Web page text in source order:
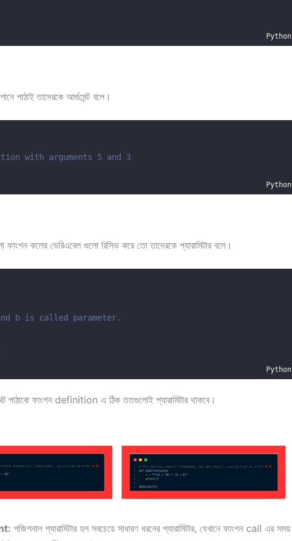
Python
পাঠাই তাদেরকে আর্গুমেন্ট বলে।
with arguments 5 and 3
Python
কলের ভেরিএবেল গুলো রিসিভ করে তো তাদেরকে প্যারামিটার বলে।
b is called parameter.
Python
পাঠাবো ফাংশন definition এ ঠিক ততগুলোই প্যারামিটার থাকবে।
পজিশনাল প্যারামিটার হল সবচেয়ে সাধারণ ধরনের প্যারামিটার, যেখানে ফাংশন call এর সময়